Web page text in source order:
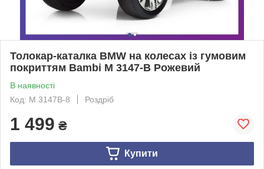
Толокар-каталка BMW на колесах із гумовим
покриттям Bambi M 3147-B Рожевий
В наявності
Код: M 3147B-8
Роздріб
1 499 ₴
Купити